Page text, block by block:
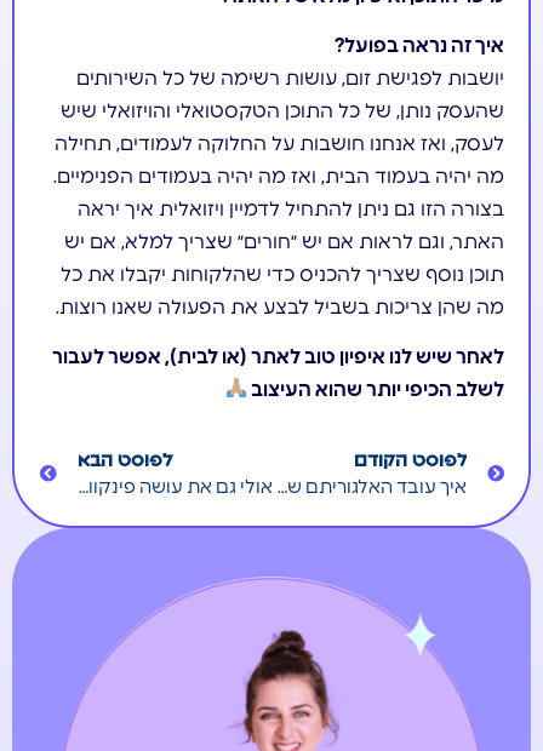
איך זה נראה בפועל?
יושבות לפגישת זום, עושות רשימה של כל השירותים
שהעסק נותן, של כל התוכן הטקסטואלי והויזואלי שיש
לעסק, ואז אנחנו חושבות על החלוקה לעמודים, תחילה
מה יהיה בעמוד הבית, ואז מה יהיה בעמודים הפנימיים.
בצורה הזו גם ניתן להתחיל לדמיין ויזואלית איך יראה
האתר, וגם לראות אם יש ״חורים״ שצריך למלא, אם יש
תוכן נוסף שצריך להכניס כדי שהלקוחות יקבלו את כל
מה שהן צריכות בשביל לבצע את הפעולה שאנו רוצות.
לאחר שיש לנו איפיון טוב לאתר (או לבית), אפשר לעבור
לשלב הכיפי יותר שהוא העיצוב
לפוסט הקודם
איך עובד האלגוריתם של מטא
לפוסט הבא
אולי גם את עושה פינקוושינג / ריינבווושינג בלי שאת יודעת?